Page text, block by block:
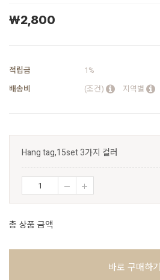
￦2,800
적립금
1%
배송비
(조건) 지역별
Hang tag,15set 3가지 컬러
총 상품 금액
바로 구매하기